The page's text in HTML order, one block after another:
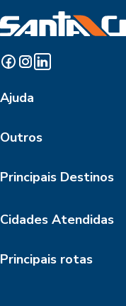
Ajuda
Outros
Principais Destinos
Cidades Atendidas
Principais rotas